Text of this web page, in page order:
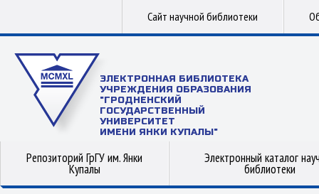
Сайт научной библиотеки
ЭЛЕКТРОННАЯ БИБЛИОТЕКА
УЧРЕЖДЕНИЯ ОБРАЗОВАНИЯ
"ГРОДНЕНСКИЙ
ГОСУДАРСТВЕННЫЙ
УНИВЕРСИТЕТ
ИМЕНИ ЯНКИ КУПАЛЫ"
Репозиторий ГрГУ им. Янки
Купалы
Электронный каталог
библиотеки